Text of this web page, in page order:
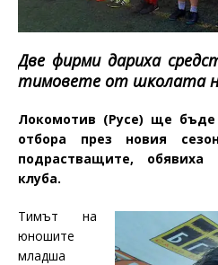
Две фирми дариха
тимовете от школата
Локомотив (Русе) ще бъде
отбора през новия
подрастващите,
клуба.
Тимът на
юношите
младша